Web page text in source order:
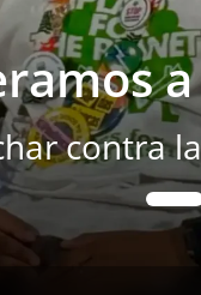
01
luchar
&
México,